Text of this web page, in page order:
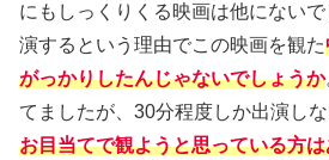
にもしっくりくる映画は他にない
演するという理由でこの映画を観た
がっかりしたんじゃないでしょうか
てましたが、30分程度しか出演しな
お目当てで観ようと思っている方